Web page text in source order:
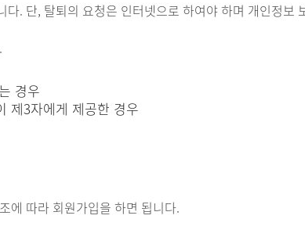
. 단, 탈퇴의 요청은 인터넷으로 하여야 하며 개인정
경우
제3자에게 제공한 경우
에 따라 회원가입을 하면 됩니다.